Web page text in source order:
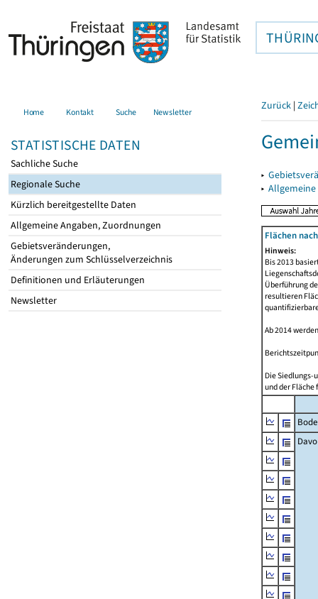
Home Kontakt Suche Newsletter
STATISTISCHE DATEN
Sachliche Suche
Regionale Suche
Kürzlich bereitgestellte Daten
Allgemeine Angaben, Zuordnungen
Gebietsveränderungen,
Änderungen zum Schlüsselverzeichnis
Definitionen und Erläuterungen
Newsletter
Zurück |
▸
▸
Flächen
Hinweis:
Bis 2013
Überführung
resultieren
Ab 2014
Die Siedlungs-
und der Fläche